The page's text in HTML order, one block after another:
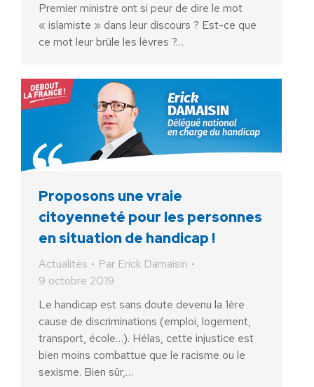
Premier ministre ont si peur de dire le mot
« islamiste » dans leur discours ? Est-ce que
ce mot leur brûle les lèvres ?…
Proposons une vraie
citoyenneté pour les personnes
en situation de handicap !
Actualités Par Erick Damaisin
9 octobre 2019
Le handicap est sans doute devenu la 1ère
cause de discriminations (emploi, logement,
transport, école…). Hélas, cette injustice est
bien moins combattue que le racisme ou le
sexisme. Bien sûr,…